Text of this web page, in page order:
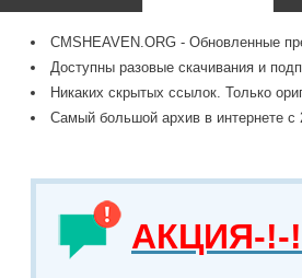
CMSHEAVEN.ORG - Обновленные
Доступны разовые скачивания и
Никаких скрытых ссылок. Только
Самый большой архив в интернете с
АКЦИЯ-!-